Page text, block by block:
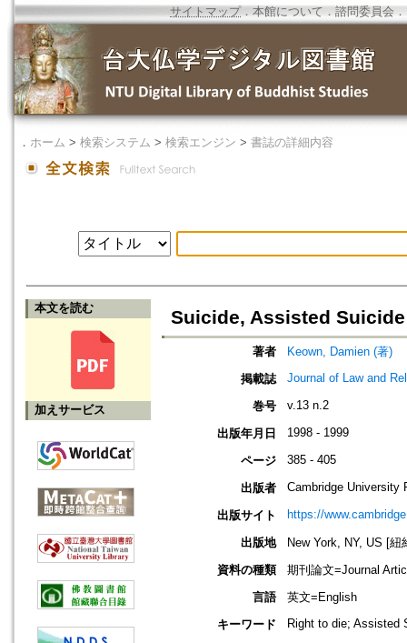
サイトマップ．本館について ． 諮問委員会 ．
． ホーム > 検索システム > 検索エンジン > 書誌の詳細内容
本文を読む
加えサービス
Suicide, Assisted
著者
Keown, Damien (著)
掲載誌
Journal of Law and
巻号 v.13 n.2
出版年月日 1998 - 1999
ページ 385 - 405
出版者 Cambridge University
出版サイト https://
出版地
New York, NY, US [
資料の種類
期刊論文=Journal
言語
英文=English
キーワード
Right to die; Assisted